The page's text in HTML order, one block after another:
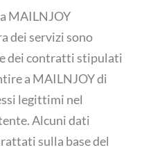
MAILNJOY
dei servizi sono
dei contratti stipulati
a MAILNJOY di
legittimi nel
Alcuni dati
sulla base del